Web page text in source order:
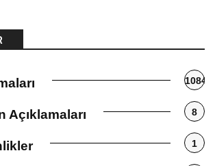
1084
Açıklamaları 8
1